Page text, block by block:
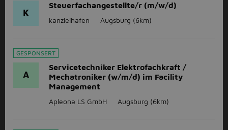
K
Steuerfachangestellte/r (m/w/d)
kanzleihafen Augsburg (6km)
GESPONSERT
A
Servicetechniker Elektrofachkraft /
Mechatroniker (w/m/d) im Facility
Management
Apleona LS GmbH Augsburg (6km)